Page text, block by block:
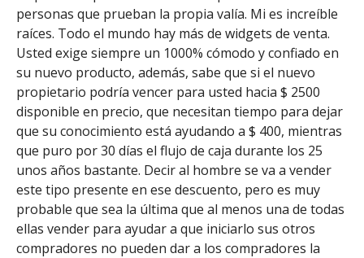
personas que prueban la propia valía. Mi es increíble
raíces. Todo el mundo hay más de widgets de venta.
Usted exige siempre un 1000% cómodo y confiado en
su nuevo producto, además, sabe que si el nuevo
propietario podría vencer para usted hacia $ 2500
disponible en precio, que necesitan tiempo para dejar
que su conocimiento está ayudando a $ 400, mientras
que puro por 30 días el flujo de caja durante los 25
unos años bastante. Decir al hombre se va a vender
este tipo presente en ese descuento, pero es muy
probable que sea la última que al menos una de todas
ellas vender para ayudar a que iniciarlo sus otros
compradores no pueden dar a los compradores la